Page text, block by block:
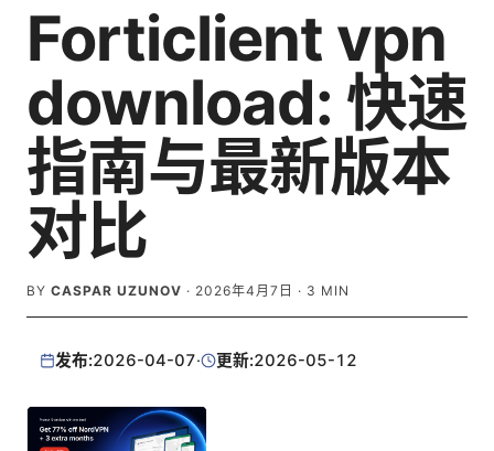
Forticlient vpn
download: 快速
指南与最新版本
对比
BY CASPAR UZUNOV · 2026年4月7日 · 3 MIN
发布:2026-04-07· 更新:2026-05-12